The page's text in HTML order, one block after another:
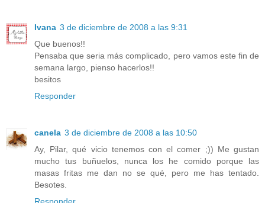
Ivana 3 de diciembre de 2008 a las 9:31
Que buenos!!
Pensaba que seria más complicado, pero vamos este fin de
semana largo, pienso hacerlos!!
besitos
Responder
canela 3 de diciembre de 2008 a las 10:50
Ay, Pilar, qué vicio tenemos con el comer ;)) Me gustan
mucho tus buñuelos, nunca los he comido porque las
masas fritas me dan no se qué, pero me has tentado.
Besotes.
Responder